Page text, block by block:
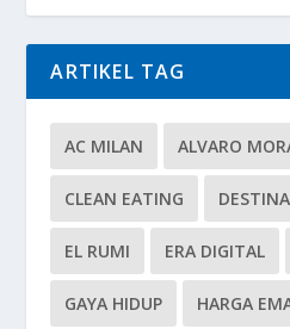
ARTIKEL TAG
AC MILAN ALVARO
CLEAN EATING
EL RUMI ERA DIGITAL
GAYA HIDUP HARGA